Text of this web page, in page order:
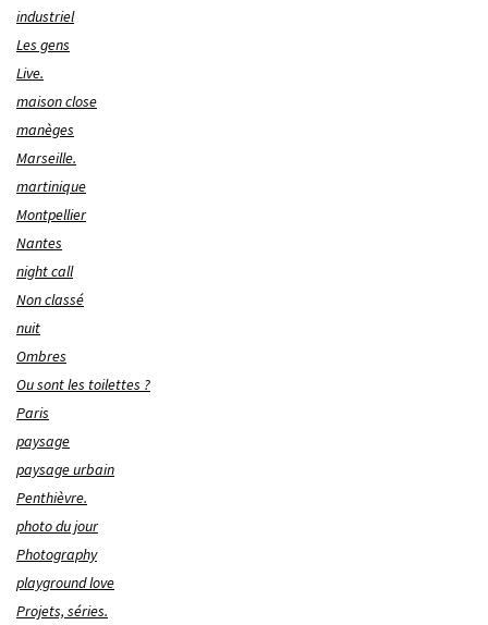
industriel
Les gens
Live.
maison close
manèges
Marseille.
martinique
Montpellier
Nantes
night call
Non classé
nuit
Ombres
Ou sont les toilettes ?
Paris
paysage
paysage urbain
Penthièvre.
photo du jour
Photography
playground love
Projets, séries.